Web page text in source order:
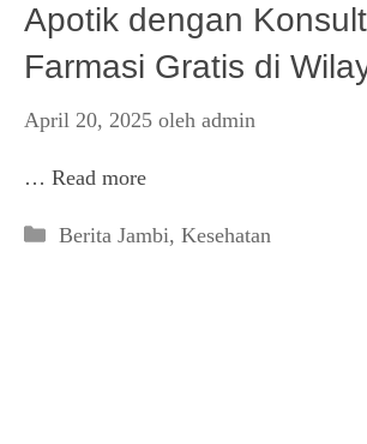
Apotik dengan
Farmasi Gratis di
April 20, 2025 oleh admin
… Read more
Kategori
Berita Jambi, Kesehatan